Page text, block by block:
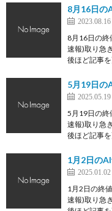
8月16日の
2023.08.16
8月16日の終
速報)取り急
後ほど記事
5月19日の
2025.05.19
5月19日の終
速報)取り急
後ほど記事
1月2日の
2025.01.02
1月2日の終
速報)取り急